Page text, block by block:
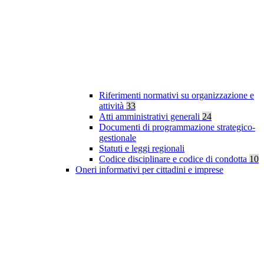
Riferimenti normativi su organizzazione e
attività 33
Atti amministrativi generali 24
Documenti di programmazione strategico-
gestionale
Statuti e leggi regionali
Codice disciplinare e codice di condotta 10
Oneri informativi per cittadini e imprese